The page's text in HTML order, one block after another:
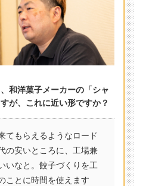
和洋菓子メーカーの「シャ
が、これに近い形ですか？
てもらえるようなロード
の安いところに、工場兼
いなと。餃子づくりを工
ことに時間を使えます